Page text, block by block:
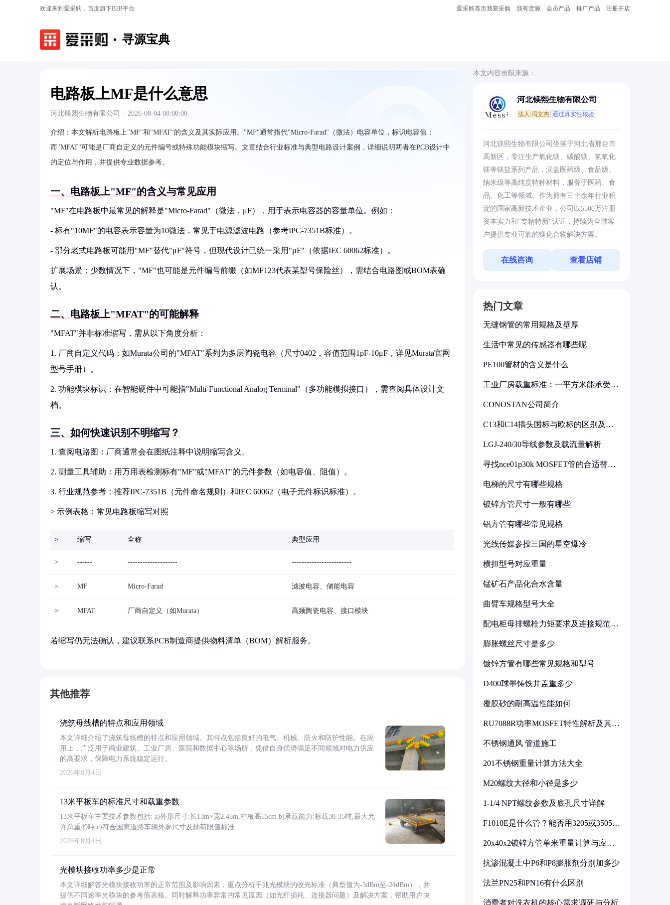
欢迎来到爱采购，百度旗下B2B平台 爱采购首页我要采购 我有货源 会员产品 推广产品 注册开店
寻源宝典
电路板上MF是什么意思
河北镁熙生物有限公司 · 2026-08-04 08:00:00
介绍： 本文解析电路板上"MF"和"MFAT"的含义及其实际应用。"MF"通常指代"Micro-Farad"（微法）电容单位，标识电容值；
而"MFAT"可能是厂商自定义的元件编号或特殊功能模块缩写。文章结合行业标准与典型电路设计案例，详细说明两者在PCB设计中
的定位与作用，并提供专业数据参考。
一、电路板上"MF"的含义与常见应用
"MF"在电路板中最常见的解释是"Micro-Farad"（微法，μF），用于表示电容器的容量单位。例如：
- 标有"10MF"的电容表示容量为10微法，常见于电源滤波电路（参考IPC-7351B标准）。
- 部分老式电路板可能用"MF"替代"μF"符号，但现代设计已统一采用"μF"（依据IEC 60062标准）。
扩展场景：少数情况下，"MF"也可能是元件编号前缀（如MF123代表某型号保险丝），需结合电路图或BOM表确
认。
二、电路板上"MFAT"的可能解释
"MFAT"并非标准缩写，需从以下角度分析：
1. 厂商自定义代码：如Murata公司的"MFAT"系列为多层陶瓷电容（尺寸0402，容值范围1pF-10μF，详见Murata官网
型号手册）。
2. 功能模块标识：在智能硬件中可能指"Multi-Functional Analog Terminal"（多功能模拟接口），需查阅具体设计文
档。
三、如何快速识别不明缩写？
1. 查阅电路图：厂商通常会在图纸注释中说明缩写含义。
2. 测量工具辅助：用万用表检测标有"MF"或"MFAT"的元件参数（如电容值、阻值）。
3. 行业规范参考：推荐IPC-7351B（元件命名规则）和IEC 60062（电子元件标识标准）。
> 示例表格：常见电路板缩写对照
> 缩写 全称 典型应用
> ------ -------------------- ------------------------
> MF Micro-Farad 滤波电容、储能电容
> MFAT 厂商自定义（如Murata） 高频陶瓷电容、接口模块
若缩写仍无法确认，建议联系PCB制造商提供物料清单（BOM）解析服务。
其他推荐
浇筑母线槽的特点和应用领域
本文详细介绍了浇筑母线槽的特点和应用领域。其特点包括良好的电气、机械、防火和防护性能。在应
用上，广泛用于商业建筑、工业厂房、医院和数据中心等场所，凭借自身优势满足不同领域对电力供应
的高要求，保障电力系统稳定运行。
2026年8月4日
13米平板车的标准尺寸和载重参数
13米平板车主要技术参数包括: a)外形尺寸:长13m×宽2.45m,栏板高55cm b)承载能力:标载30-35吨,最大允
许总重49吨 c)符合国家道路车辆外廓尺寸及轴荷限值标准
2026年8月4日
光模块接收功率多少是正常
本文详细解答光模块接收功率的正常范围及影响因素，重点分析千兆光模块的收光标准（典型值为-3dBm至-24dBm），并
提供不同速率光模块的参考值表格。同时解释功率异常的常见原因（如光纤损耗、连接器问题）及解决方案，帮助用户快
本文内容贡献来源：
河北镁熙生物有限公司
法人:冯文杰 通过真实性核验
河北镁熙生物有限公司坐落于河北省邢台市
高新区，专注生产氧化镁、碳酸镁、氢氧化
镁等镁盐系列产品，涵盖医药级、食品级、
纳米级等高纯度特种材料，服务于医药、食
品、化工等领域。作为拥有三十余年行业积
淀的国家高新技术企业，公司以5500万注册
资本实力和"专精特新"认证，持续为全球客
户提供专业可靠的镁化合物解决方案。
在线咨询 查看店铺
热门文章
无缝钢管的常用规格及壁厚
生活中常见的传感器有哪些呢
PE100管材的含义是什么
工业厂房载重标准：一平方米能承受多
CONOSTAN公司简介
C13和C14插头国标与欧标的区别及其
LGJ-240/30导线参数及载流量解析
寻找nce01p30k MOSFET管的合适替代
电梯的尺寸有哪些规格
镀锌方管尺寸一般有哪些
铝方管有哪些常见规格
光线传媒参投三国的星空爆冷
横担型号对应重量
锰矿石产品化合水含量
曲臂车规格型号大全
配电柜母排螺栓力矩要求及连接规范详
膨胀螺丝尺寸是多少
镀锌方管有哪些常见规格和型号
D400球墨铸铁井盖重多少
覆膜砂的耐高温性能如何
RU7088R功率MOSFET特性解析及其在
不锈钢通风 管道施工
201不锈钢重量计算方法大全
M20螺纹大径和小径是多少
1-1/4 NPT螺纹参数及底孔尺寸详解
F1010E是什么管？能否用3205或3505代
20x40x2镀锌方管单米重量计算与应用
抗渗混凝土中P6和P8膨胀剂分别加多少
法兰PN25和PN16有什么区别
消费者对洗衣机的核心需求调研与分析